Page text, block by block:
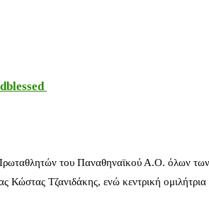
του Παναθηναϊκού Α.Ο. όλων
Τζανιδάκης, ενώ κεντρική